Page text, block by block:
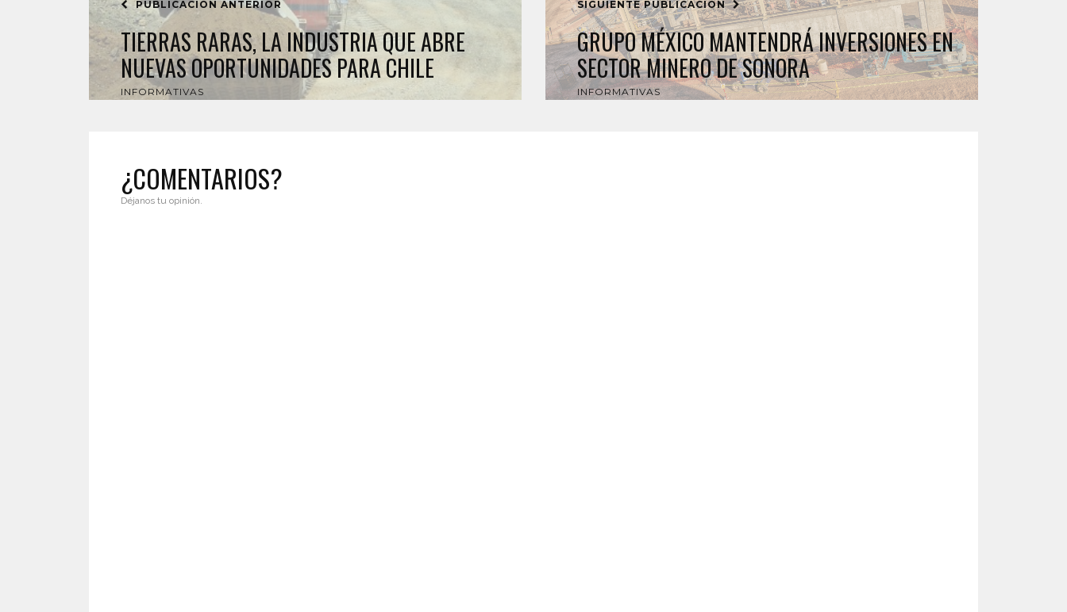
PUBLICACIÓN ANTERIOR
TIERRAS RARAS, LA INDUSTRIA QUE ABRE
NUEVAS OPORTUNIDADES PARA CHILE
INFORMATIVAS
SIGUIENTE PUBLICACIÓN
GRUPO MÉXICO MANTENDRÁ INVERSIONES EN
SECTOR MINERO DE SONORA
INFORMATIVAS
¿COMENTARIOS?
Déjanos tu opinión.